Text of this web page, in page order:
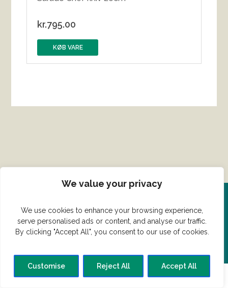
We value your privacy
We use cookies to enhance your browsing experience,
serve personalised ads or content, and analyse our traffic.
By clicking "Accept All", you consent to our use of cookies.
Customise Reject All Accept All
kr.795.00
KØB VARE
Del din ret her!
Har du en konge ret du vil dele?